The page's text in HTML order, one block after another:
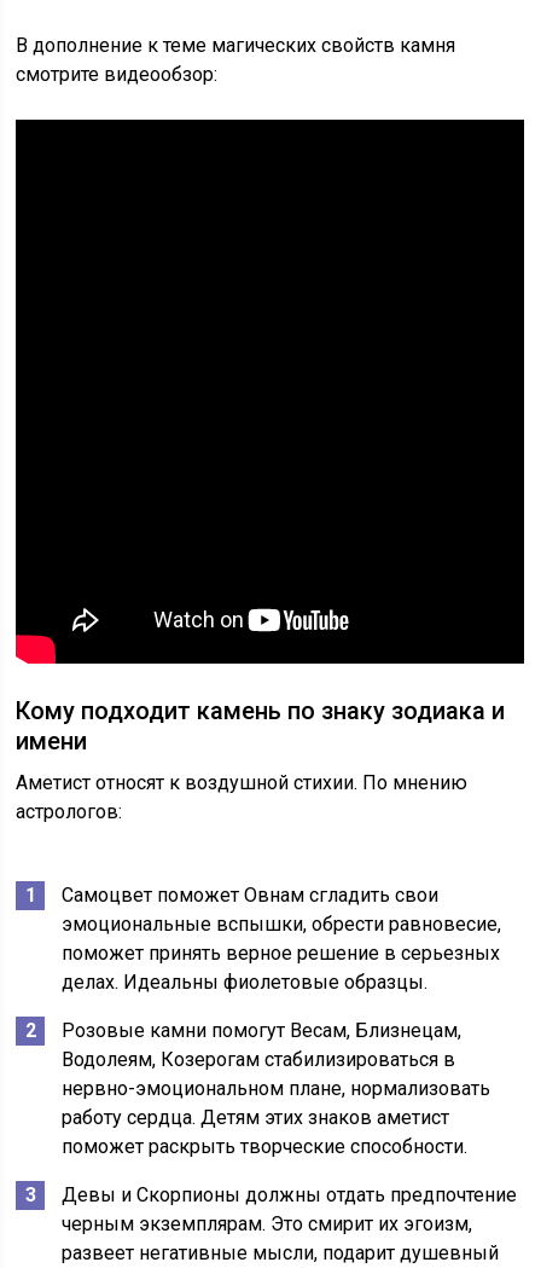
В дополнение к теме магических свойств камня
смотрите видеообзор:
Кому подходит камень по знаку зодиака и
имени
Аметист относят к воздушной стихии. По мнению
астрологов:
Самоцвет поможет Овнам сгладить свои
эмоциональные вспышки, обрести равновесие,
поможет принять верное решение в серьезных
делах. Идеальны фиолетовые образцы.
Розовые камни помогут Весам, Близнецам,
Водолеям, Козерогам стабилизироваться в
нервно-эмоциональном плане, нормализовать
работу сердца. Детям этих знаков аметист
поможет раскрыть творческие способности.
Девы и Скорпионы должны отдать предпочтение
черным экземплярам. Это смирит их эгоизм,
развеет негативные мысли, подарит душевный